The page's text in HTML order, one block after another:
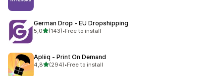
German Drop ‑ EU Dropshipping
5,05 yıldız üzerinden
(143)
toplam 143 değerlendirme
•Free to install
Apliiq ‑ Print On Demand
4,85 yıldız üzerinden
(294)
toplam 294 değerlendirme
•Free to install